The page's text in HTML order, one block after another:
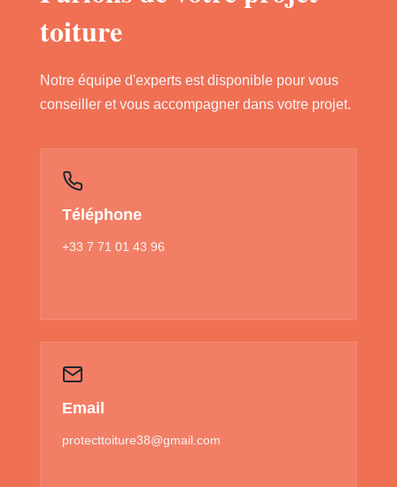
toiture
Notre équipe d'experts est disponible pour vous
conseiller et vous accompagner dans votre projet.
Téléphone
+33 7 71 01 43 96
Email
protecttoiture38@gmail.com